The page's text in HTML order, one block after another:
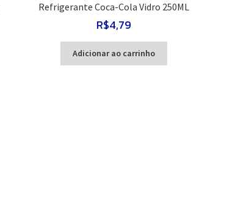
Refrigerante Coca-Cola Vidro 250ML
R$4,79
Adicionar ao carrinho